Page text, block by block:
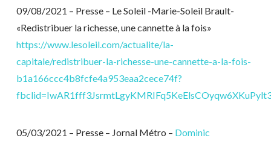
09/08/2021 – Presse – Le Soleil -Marie-Soleil Brault-
«Redistribuer la richesse, une cannette à la fois»
https://www.lesoleil.com/actualite/la-
capitale/redistribuer-la-richesse-une-cannette-a-la-fois-
b1a166ccc4b8fcfe4a953eaa2cece74f?
05/03/2021 – Presse – Jornal Métro – Dominic